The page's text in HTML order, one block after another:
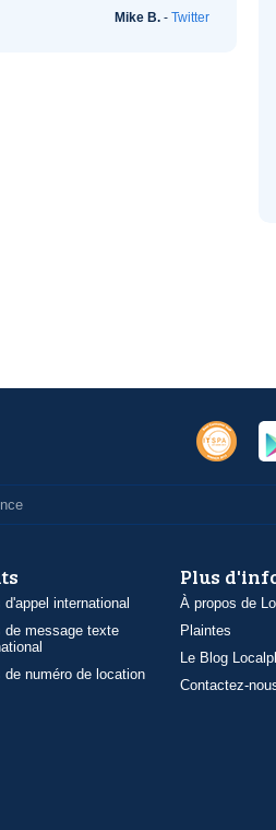
Mike B. - Twitter
d'appel international
de message texte
de numéro de location
Plus
À propos de
Plaintes
Le Blog
Contactez-